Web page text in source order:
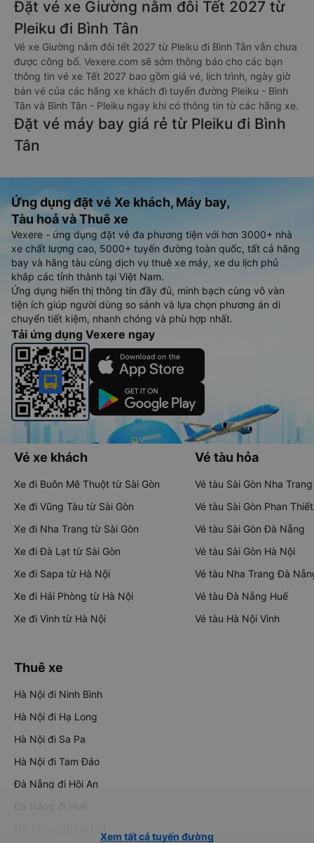
Đặt vé xe Giường nằm đôi Tết 2027 từ
Pleiku đi Bình Tân
Vé xe Giường nằm đôi tết 2027 từ Pleiku đi Bình Tân vẫn chưa
được công bố. Vexere.com sẽ sớm thông báo cho các bạn
thông tin vé xe Tết 2027 bao gồm giá vé, lịch trình, ngày giờ
bán vé của các hãng xe khách đi tuyến đường Pleiku - Bình
Tân và Bình Tân - Pleiku ngay khi có thông tin từ các hãng xe.
Đặt vé máy bay giá rẻ từ Pleiku đi Bình
Tân
Ứng dụng đặt vé Xe khách, Máy bay,
Tàu hoả và Thuê xe
Vexere - ứng dụng đặt vé đa phương tiện với hơn 3000+ nhà
xe chất lượng cao, 5000+ tuyến đường toàn quốc, tất cả hãng
bay và hãng tàu cùng dịch vụ thuê xe máy, xe du lịch phủ
khắp các tỉnh thành tại Việt Nam.
Ứng dụng hiển thị thông tin đầy đủ, minh bạch cùng vô vàn
tiện ích giúp người dùng so sánh và lựa chọn phương án di
chuyển tiết kiệm, nhanh chóng và phù hợp nhất.
Tải ứng dụng Vexere ngay
Vé xe khách
Xe đi Buôn Mê Thuột từ Sài Gòn
Xe đi Vũng Tàu từ Sài Gòn
Xe đi Nha Trang từ Sài Gòn
Xe đi Đà Lạt từ Sài Gòn
Xe đi Sapa từ Hà Nội
Xe đi Hải Phòng từ Hà Nội
Xe đi Vinh từ Hà Nội
Vé tàu hỏa
Vé tàu Sài Gòn Nha Trang
Vé tàu Sài Gòn Phan Thiết
Vé tàu Sài Gòn Đà Nẵng
Vé tàu Sài Gòn Hà Nội
Vé tàu Nha Trang Đà
Vé tàu Đà Nẵng Huế
Vé tàu Hà Nội Vinh
Thuê xe
Hà Nội đi Ninh Bình
Hà Nội đi Hạ Long
Hà Nội đi Sa Pa
Hà Nội đi Tam Đảo
Đà Nẵng đi Hội An
Đà Nẵng đi Huế
Xem tất cả tuyến đường